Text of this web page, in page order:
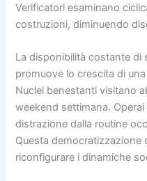
Verificatori esaminano
costruzioni, diminuendo
La disponibilità costante di
promuove lo crescita di
Nuclei benestanti visitano
weekend settimana.
distrazione dalla routine
Questa democratizzazione
riconfigurare i dinamiche